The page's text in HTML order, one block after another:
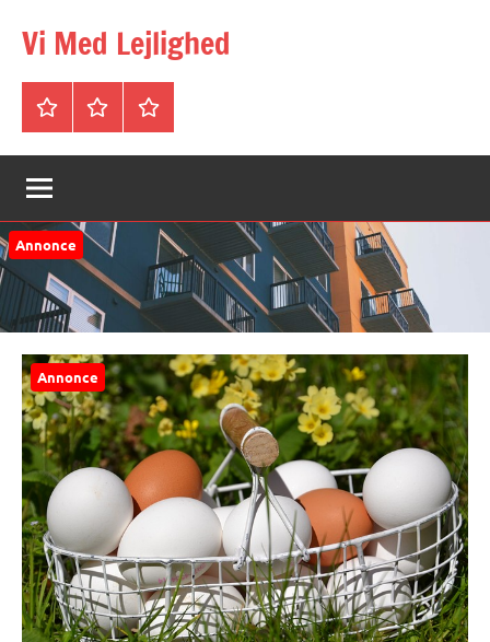
Vi Med Lejlighed
ForsideOm
&
Privatlivspolitik
Annonce
Annonce